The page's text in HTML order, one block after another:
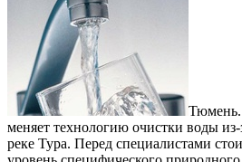
меняет технологию очистки воды
реке Тура. Перед специалистами